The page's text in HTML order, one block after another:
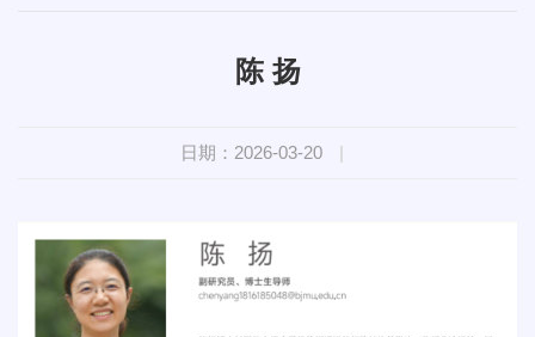
陈 扬
日期：2026-03-20 |